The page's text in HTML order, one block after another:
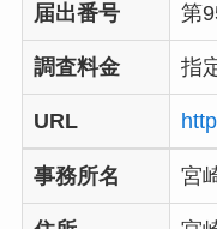
届出番号 第
調査料金 指
URL
事務所名 宮